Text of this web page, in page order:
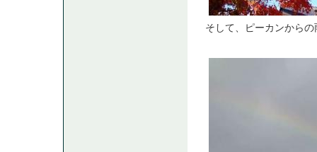
そして、ピーカンから